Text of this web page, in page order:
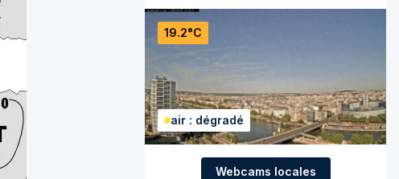
19.2°C
air : dégradé
Webcams locales